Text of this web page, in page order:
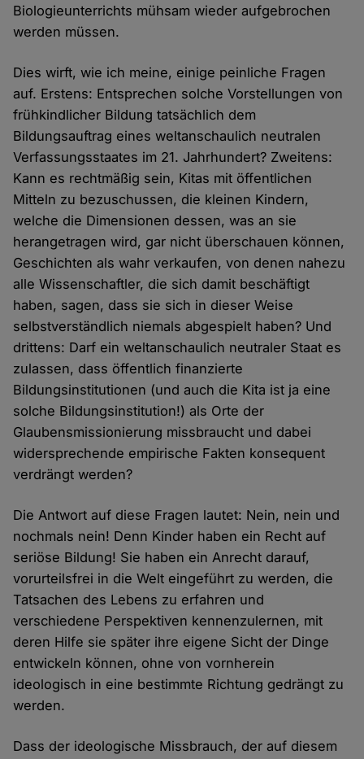
Biologieunterrichts mühsam wieder aufgebrochen
werden müssen.
Dies wirft, wie ich meine, einige peinliche Fragen
auf. Erstens: Entsprechen solche Vorstellungen von
frühkindlicher Bildung tatsächlich dem
Bildungsauftrag eines weltanschaulich neutralen
Verfassungsstaates im 21. Jahrhundert? Zweitens:
Kann es rechtmäßig sein, Kitas mit öffentlichen
Mitteln zu bezuschussen, die kleinen Kindern,
welche die Dimensionen dessen, was an sie
herangetragen wird, gar nicht überschauen können,
Geschichten als wahr verkaufen, von denen nahezu
alle Wissenschaftler, die sich damit beschäftigt
haben, sagen, dass sie sich in dieser Weise
selbstverständlich niemals abgespielt haben? Und
drittens: Darf ein weltanschaulich neutraler Staat es
zulassen, dass öffentlich finanzierte
Bildungsinstitutionen (und auch die Kita ist ja eine
solche Bildungsinstitution!) als Orte der
Glaubensmissionierung missbraucht und dabei
widersprechende empirische Fakten konsequent
verdrängt werden?
Die Antwort auf diese Fragen lautet: Nein, nein und
nochmals nein! Denn Kinder haben ein Recht auf
seriöse Bildung! Sie haben ein Anrecht darauf,
vorurteilsfrei in die Welt eingeführt zu werden, die
Tatsachen des Lebens zu erfahren und
verschiedene Perspektiven kennenzulernen, mit
deren Hilfe sie später ihre eigene Sicht der Dinge
entwickeln können, ohne von vornherein
ideologisch in eine bestimmte Richtung gedrängt zu
werden.
Dass der ideologische Missbrauch, der auf diesem